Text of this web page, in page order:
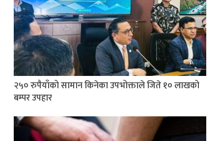
२५० रुपैयाँको सामान किनेका उपभोक्ताले जिते १० लाखको
बम्पर उपहार